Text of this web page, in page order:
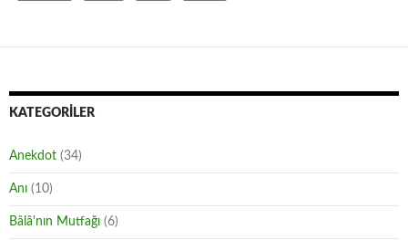
KATEGORILER
Anekdot (34)
Anı (10)
Bâlâ'nın Mutfağı (6)